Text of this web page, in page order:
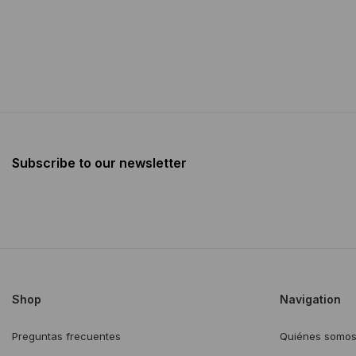
Subscribe to our newsletter
Shop
Preguntas frecuentes
Navigation
Quiénes somos